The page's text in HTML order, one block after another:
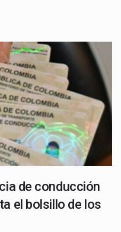
de conducción
el bolsillo de los